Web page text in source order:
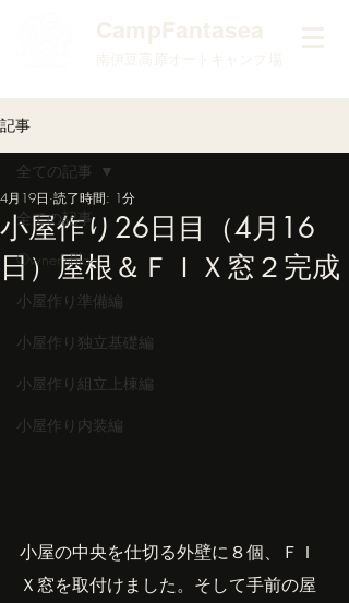
​CampFantasea
南伊豆高原オートキャンプ場
記事
全ての記事
Owner'sBlog
小屋作り準備編
小屋作り独立基礎編
小屋作り組立上棟編
小屋作り内装編
全ての記事
小屋作り26日目（4月16
日）屋根＆ＦＩＸ窓２完成
4月19日 読了時間: 1分
小屋の中央を仕切る外壁に８個、ＦＩ
Ｘ窓を取付けました。そして手前の屋